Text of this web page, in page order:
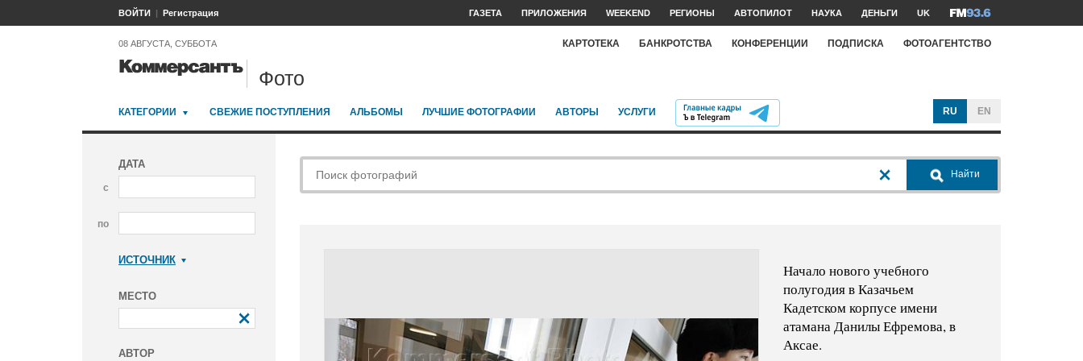
ВОЙТИ Регистрация ГАЗЕТА ПРИЛОЖЕНИЯ WEEKEND РЕГИОНЫ АВТОПИЛОТ НАУКА ДЕНЬГИ UK
08 АВГУСТА, СУББОТА КАРТОТЕКА БАНКРОТСТВА КОНФЕРЕНЦИИ ПОДПИСКА ФОТОАГЕНТСТВО
Фото
КАТЕГОРИИ СВЕЖИЕ ПОСТУПЛЕНИЯ АЛЬБОМЫ ЛУЧШИЕ ФОТОГРАФИИ АВТОРЫ УСЛУГИ RU EN
ДАТА
с
по
ИСТОЧНИК
МЕСТО
АВТОР
Найти
Начало нового учебного
полугодия в Казачьем
Кадетском корпусе имени
атамана Данилы Ефремова, в
Аксае.